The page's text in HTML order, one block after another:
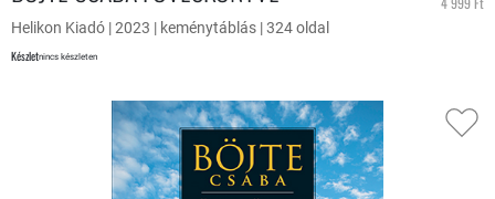
Helikon Kiadó | 2023 | keménytáblás | 324 oldal
Készletnincs készleten